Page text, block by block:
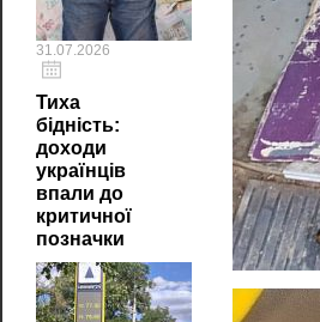
31.07.2026
Тиха
бідність:
доходи
українців
впали до
критичної
позначки